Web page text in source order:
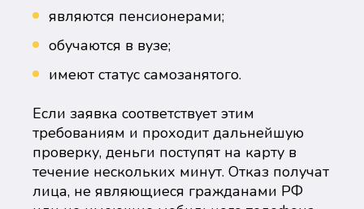
являются пенсионерами;
обучаются в вузе;
имеют статус самозанятого.
Если заявка соответствует этим
требованиям и проходит дальнейшую
проверку, деньги поступят на карту в
течение нескольких минут. Отказ получат
лица, не являющиеся гражданами РФ